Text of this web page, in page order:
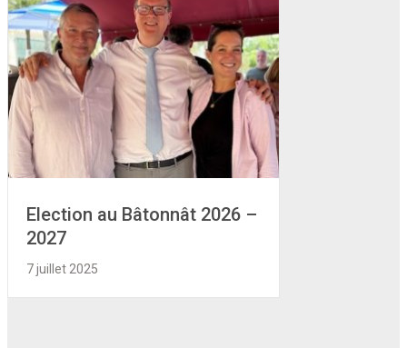
Election au Bâtonnât 2026 –
2027
7 juillet 2025